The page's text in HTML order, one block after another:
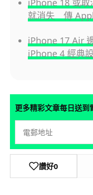
iPhone 18 或
就消失 傳
iPhone 17 Air
iPhone 4 經典
更多精彩文章每日送到
讚好0